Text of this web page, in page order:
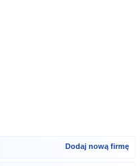
Dodaj nową firmę